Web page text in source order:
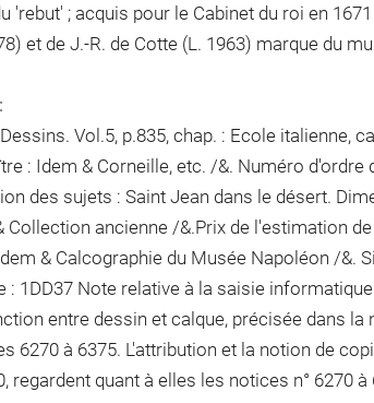
'rebut' ; acquis pour le Cabinet du roi en 1671
et de J.-R. de Cotte (L. 1963) marque du
Vol.5, p.835, chap. : Ecole italienne,
: Idem & Corneille, etc. /&. Numéro d'ordre
des sujets : Saint Jean dans le désert.
Collection ancienne /&.Prix de l'estimation
& Calcographie du Musée Napoléon /&.
: 1DD37 Note relative à la saisie
entre dessin et calque, précisée dans la
6270 à 6375. L'attribution et la notion de
regardent quant à elles les notices n° 6270 à